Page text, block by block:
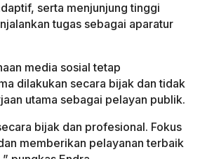
serta menjunjung tinggi
tugas sebagai aparatur
media sosial tetap
dilakukan secara bijak dan tidak
utama sebagai pelayan publik.
bijak dan profesional. Fokus
memberikan pelayanan terbaik